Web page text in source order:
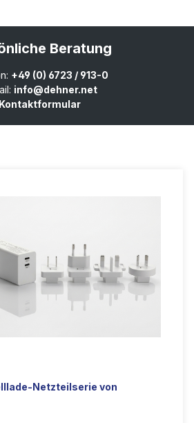
Beratung
+49 (0) 6723 / 913-0
info@dehner.net
Kontaktformular
Netzteilserie von